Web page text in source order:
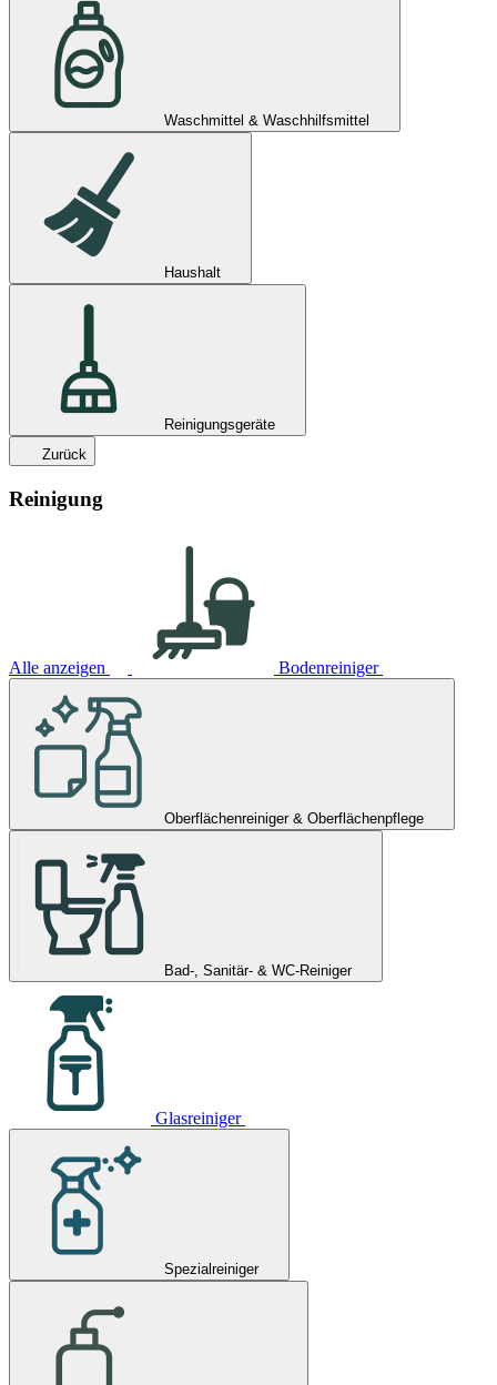
Waschmittel & Waschhilfsmittel
Haushalt
Reinigungsgeräte
Zurück
Reinigung
Alle anzeigen Bodenreiniger
Oberflächenreiniger & Oberflächenpflege
Bad-, Sanitär- & WC-Reiniger
Glasreiniger
Spezialreiniger